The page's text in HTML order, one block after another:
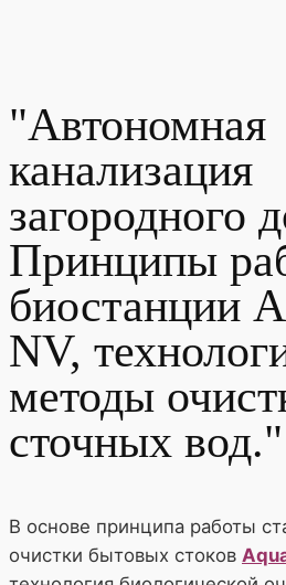
"Автономная
канализация
загородного
Принципы
биостанции
NV,
методы
сточных вод."
В основе принципа работы
очистки бытовых стоков